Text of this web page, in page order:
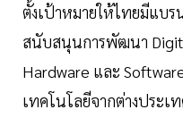
ตั้งเป้าหมายให้ไทยมีแบ
สนับสนุนการพัฒนา
Hardware และ
เทคโนโลยีจากต่างประเ